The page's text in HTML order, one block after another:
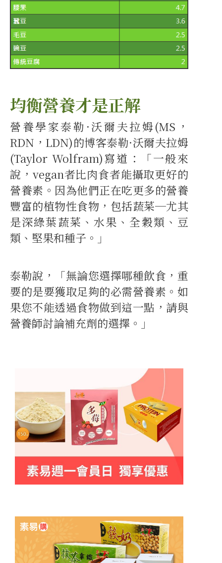
均衡營養才是正解
營養學家泰勒·沃爾夫拉姆(MS，
RDN，LDN)的博客泰勒·沃爾夫拉姆
(Taylor Wolfram)寫道：「一般來
說，vegan者比肉食者能攝取更好的
營養素。因為他們正在吃更多的營養
豐富的植物性食物，包括蔬菜─尤其
是深綠葉蔬菜、水果、全穀類、豆
類、堅果和種子。」
泰勒說，「無論您選擇哪種飲食，重
要的是要獲取足夠的必需營養素。如
果您不能透過食物做到這一點，請與
營養師討論補充劑的選擇。」